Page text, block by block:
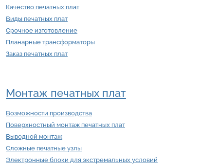
Качество печатных плат
Виды печатных плат
Срочное изготовление
Планарные трансформаторы
Заказ печатных плат
Монтаж печатных плат
Возможности производства
Поверхностный монтаж печатных плат
Выводной монтаж
Сложные печатные узлы
Электронные блоки для экстремальных условий